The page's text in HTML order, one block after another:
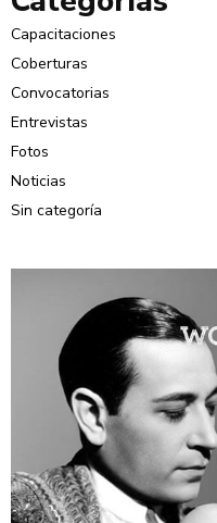
Capacitaciones
Coberturas
Convocatorias
Entrevistas
Fotos
Noticias
Sin categoría